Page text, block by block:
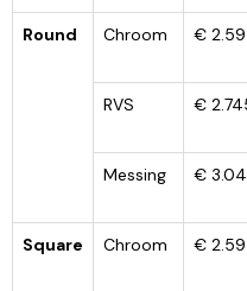
Round Chroom €
RVS €
Messing €
Square Chroom €